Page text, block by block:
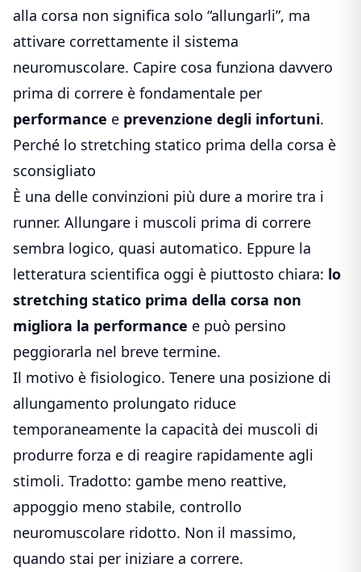
alla corsa non significa solo “allungarli”, ma
attivare correttamente il sistema
neuromuscolare. Capire cosa funziona davvero
prima di correre è fondamentale per
performance e prevenzione degli infortuni.
Perché lo stretching statico prima della corsa è
sconsigliato
È una delle convinzioni più dure a morire tra i
runner. Allungare i muscoli prima di correre
sembra logico, quasi automatico. Eppure la
letteratura scientifica oggi è piuttosto chiara: lo
stretching statico prima della corsa non
migliora la performance e può persino
peggiorarla nel breve termine.
Il motivo è fisiologico. Tenere una posizione di
allungamento prolungato riduce
temporaneamente la capacità dei muscoli di
produrre forza e di reagire rapidamente agli
stimoli. Tradotto: gambe meno reattive,
appoggio meno stabile, controllo
neuromuscolare ridotto. Non il massimo,
quando stai per iniziare a correre.